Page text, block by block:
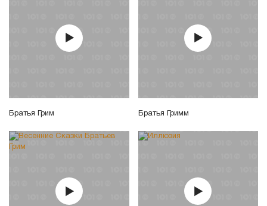
Братья Грим Братья Гримм